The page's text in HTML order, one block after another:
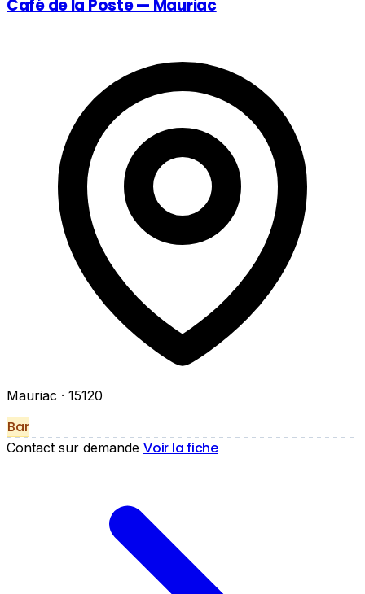
Café de la Poste — Mauriac
Mauriac · 15120
Bar
Contact sur demande Voir la fiche